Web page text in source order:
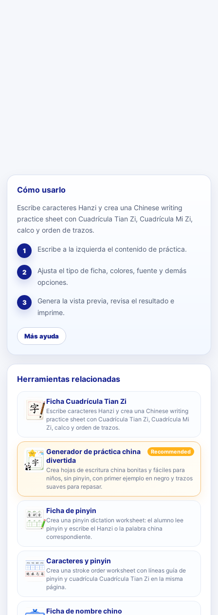
Cómo usarlo
Escribe caracteres Hanzi y crea una Chinese writing
practice sheet con Cuadrícula Tian Zi, Cuadrícula Mi Zi,
calco y orden de trazos.
1 Escribe a la izquierda el contenido de práctica.
2
Ajusta el tipo de ficha, colores, fuente y demás
opciones.
3
Genera la vista previa, revisa el resultado e
imprime.
Más ayuda
Herramientas relacionadas
Ficha Cuadrícula Tian Zi
Escribe caracteres Hanzi y crea una Chinese writing
practice sheet con Cuadrícula Tian Zi, Cuadrícula Mi
Zi, calco y orden de trazos.
Generador de práctica china
divertida
Recommended
Crea hojas de escritura china bonitas y fáciles para
niños, sin pinyin, con primer ejemplo en negro y trazos
suaves para repasar.
Ficha de pinyin
Crea una pinyin dictation worksheet: el alumno lee
pinyin y escribe el Hanzi o la palabra china
correspondiente.
Caracteres y pinyin
Crea una stroke order worksheet con líneas guía de
pinyin y cuadrícula Cuadrícula Tian Zi en la misma
página.
Ficha de nombre chino